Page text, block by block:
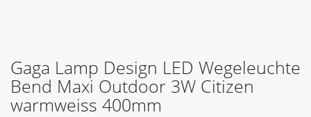
Gaga Lamp Design LED Wegeleuchte
Bend Maxi Outdoor 3W Citizen
warmweiss 400mm